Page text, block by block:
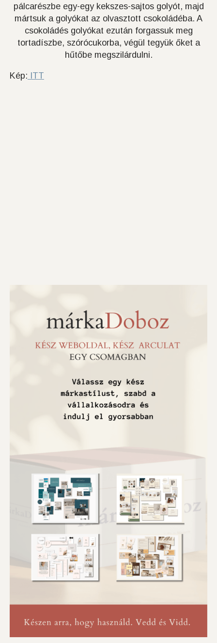
pálcarészbe egy-egy kekszes-sajtos golyót, majd
mártsuk a golyókat az olvasztott csokoládéba. A
csokoládés golyókat ezután forgassuk meg
tortadíszbe, szórócukorba, végül tegyük őket a
hűtőbe megszilárdulni.
Kép: ITT